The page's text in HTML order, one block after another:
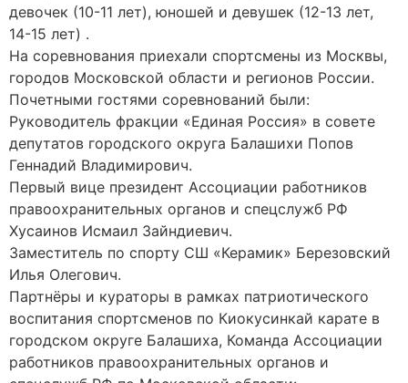
девочек (10-11 лет), юношей и девушек (12-13 лет,
14-15 лет) .
На соревнования приехали спортсмены из Москвы,
городов Московской области и регионов России.
Почетными гостями соревнований были:
Руководитель фракции «Единая Россия» в совете
депутатов городского округа Балашихи Попов
Геннадий Владимирович.
Первый вице президент Ассоциации работников
правоохранительных органов и спецслужб РФ
Хусаинов Исмаил Зайндиевич.
Заместитель по спорту СШ «Керамик» Березовский
Илья Олегович.
Партнёры и кураторы в рамках патриотического
воспитания спортсменов по Киокусинкай карате в
городском округе Балашиха, Команда Ассоциации
работников правоохранительных органов и